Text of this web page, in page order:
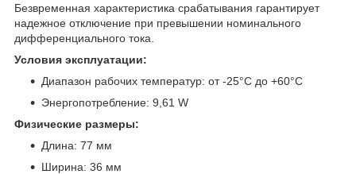
Безвременная характеристика срабатывания гарантирует
надежное отключение при превышении номинального
дифференциального тока.
Условия эксплуатации:
Диапазон рабочих температур: от -25°C до +60°C
Энергопотребление: 9,61 W
Физические размеры:
Длина: 77 мм
Ширина: 36 мм